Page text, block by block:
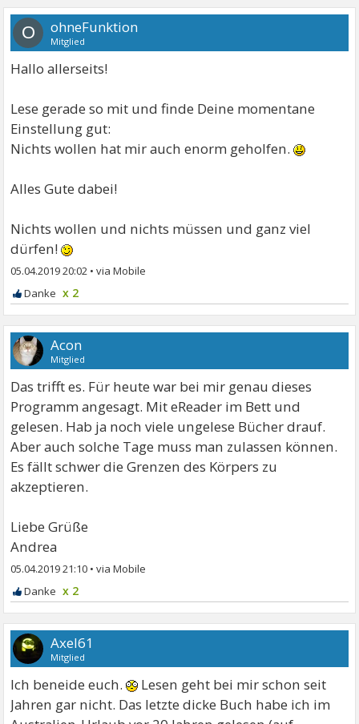
O ohneFunktion
Mitglied
Hallo allerseits!
Lese gerade so mit und finde Deine momentane
Einstellung gut:
Nichts wollen hat mir auch enorm geholfen.
Alles Gute dabei!
Nichts wollen und nichts müssen und ganz viel
dürfen!
05.04.2019 20:02 •
x 2
Acon
Mitglied
Das trifft es. Für heute war bei mir genau dieses
Programm angesagt. Mit eReader im Bett und
gelesen. Hab ja noch viele ungelese Bücher drauf.
Aber auch solche Tage muss man zulassen können.
Es fällt schwer die Grenzen des Körpers zu
akzeptieren.
Liebe Grüße
Andrea
05.04.2019 21:10 •
x 2
Axel61
Mitglied
Ich beneide euch.
Lesen geht bei mir schon seit
Jahren gar nicht. Das letzte dicke Buch habe ich im